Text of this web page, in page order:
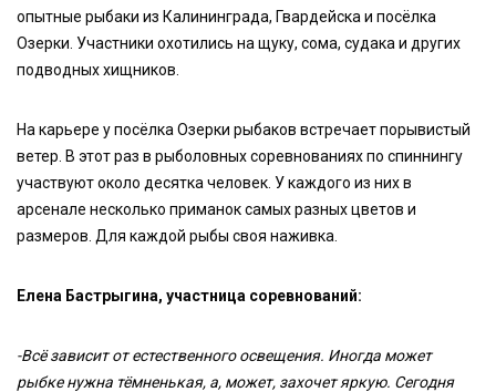
опытные рыбаки из Калининграда, Гвардейска и посёлка
Озерки. Участники охотились на щуку, сома, судака и других
подводных хищников.
На карьере у посёлка Озерки рыбаков встречает порывистый
ветер. В этот раз в рыболовных соревнованиях по спиннингу
участвуют около десятка человек. У каждого из них в
арсенале несколько приманок самых разных цветов и
размеров. Для каждой рыбы своя наживка.
Елена Бастрыгина, участница соревнований:
-Всё зависит от естественного освещения. Иногда может
рыбке нужна тёмненькая, а, может, захочет яркую. Сегодня